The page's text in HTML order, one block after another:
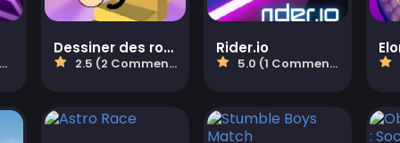
Dessiner des roues
2.5 (2 Commentaires)
Rider.io
5.0 (1 Commentaires)